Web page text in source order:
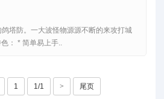
塔防。一大波怪物源源不断的来攻打城
： * 简单易上手..
1 1/1 > 尾页